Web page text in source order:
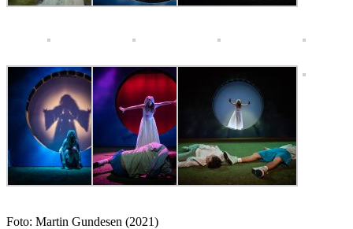
Foto: Martin Gundesen (2021)